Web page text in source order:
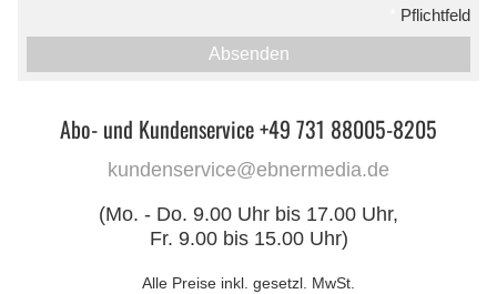
Pflichtfeld
Absenden
Abo- und Kundenservice +49 731 88005-8205
kundenservice@ebnermedia.de
(Mo. - Do. 9.00 Uhr bis 17.00 Uhr,
Fr. 9.00 bis 15.00 Uhr)
Alle Preise inkl. gesetzl. MwSt.